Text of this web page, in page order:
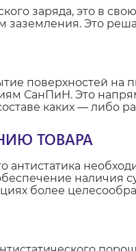
заряда, это в
заземления. Это
поверхностей на
СанПиН. Это
каких — либо
ТОВАРА
наличия
более